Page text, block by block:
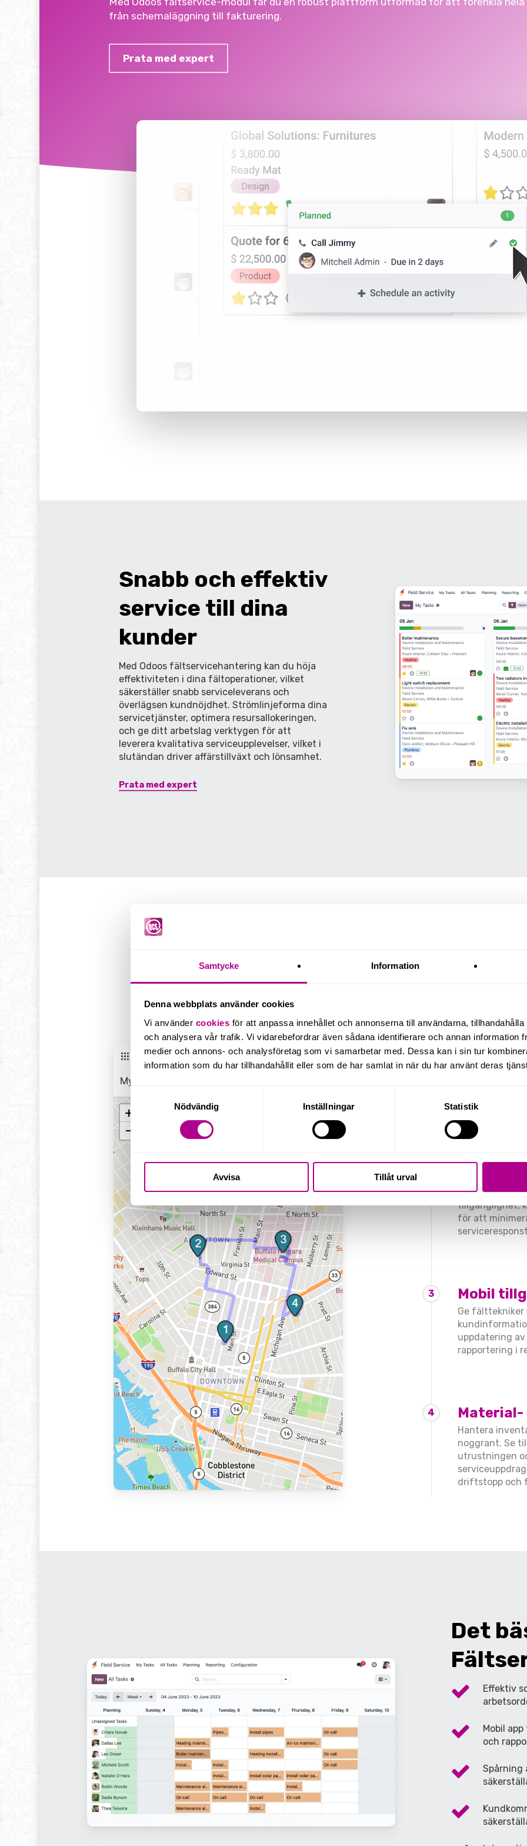
Samtycke Information
Denna webbplats använder cookies
Vi använder cookies för att anpassa innehållet och annonserna till användarna,
och analysera vår trafik. Vi vidarebefordrar även sådana identifierare och annan information
medier och annons- och analysföretag som vi samarbetar med. Dessa kan i sin tur
information som du har tillhandahållit eller som de har samlat in när du har använt deras
Nödvändig
Inställningar Statistik
Avvisa Tillåt urval
från schemaläggning till fakturering.
Prata med expert
Snabb och effektiv
service till dina
kunder
Med Odoos fältservicehantering kan du höja
effektiviteten i dina fältoperationer, vilket
säkerställer snabb serviceleverans och
överlägsen kundnöjdhet. Strömlinjeforma dina
servicetjänster, optimera resursallokeringen,
och ge ditt arbetslagverktygen för att
leverera kvalitativa serviceupplevelser, vilket i
slutändan driver affärstillväxt och lönsamhet.
Prata med expert
1
Skapa, tilldela
nödvändig
2
Optimera
effektivitet.
tillgänglighet,
för att
3 Mobil
Ge fälttekniker
uppdatering
rapportering i
4 Material-
Hantera
noggrant. Se
utrustningen
driftstopp och
Det
Effektiv
Mobil app
och
Spårning